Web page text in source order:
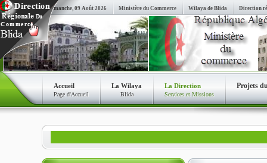
Dimanche, 09 Août 2026 Ministère du Commerce Wilaya de Blida Direction
Accueil
Page d'Accueil
La Wilaya
Blida
La Direction
Services et Missions
Projets